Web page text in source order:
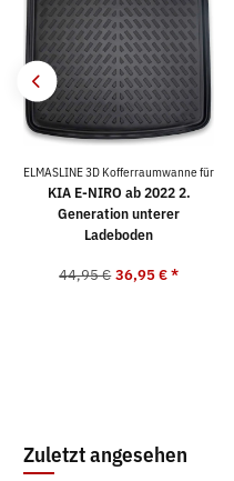
ELMASLINE 3D Kofferraumwanne für
KIA E-NIRO ab 2022 2.
Generation unterer
Ladeboden
44,95 € 36,95 €*
Zuletzt angesehen